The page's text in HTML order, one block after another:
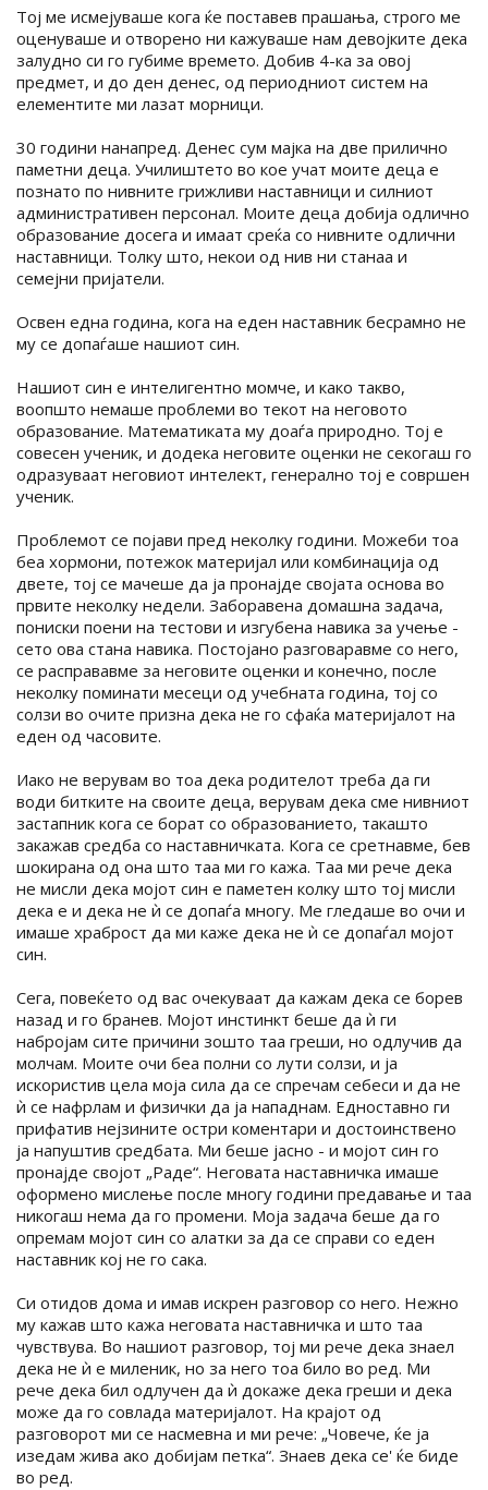
Тој ме исмејуваше кога ќе поставев прашања, строго ме
оценуваше и отворено ни кажуваше нам девојките дека
залудно си го губиме времето. Добив 4-ка за овој
предмет, и до ден денес, од периодниот систем на
елементите ми лазат морници.
30 години нанапред. Денес сум мајка на две прилично
паметни деца. Училиштето во кое учат моите деца е
познато по нивните грижливи наставници и силниот
административен персонал. Моите деца добија одлично
образование досега и имаат среќа со нивните одлични
наставници. Толку што, некои од нив ни станаа и
семејни пријатели.
Освен една година, кога на еден наставник бесрамно не
му се допаѓаше нашиот син.
Нашиот син е интелигентно момче, и како такво,
воопшто немаше проблеми во текот на неговото
образование. Математиката му доаѓа природно. Тој е
совесен ученик, и додека неговите оценки не секогаш го
одразуваат неговиот интелект, генерално тој е совршен
ученик.
Проблемот се појави пред неколку години. Можеби тоа
беа хормони, потежок материјал или комбинација од
двете, тој се мачеше да ја пронајде својата основа во
првите неколку недели. Заборавена домашна задача,
пониски поени на тестови и изгубена навика за учење -
сето ова стана навика. Постојано разговаравме со него,
се расправавме за неговите оценки и конечно, после
неколку поминати месеци од учебната година, тој со
солзи во очите призна дека не го сфаќа материјалот на
еден од часовите.
Иако не верувам во тоа дека родителот треба да ги
води битките на своите деца, верувам дека сме нивниот
застапник кога се борат со образованието, такашто
закажав средба со наставничката. Кога се сретнавме, бев
шокирана од она што таа ми го кажа. Таа ми рече дека
не мисли дека мојот син е паметен колку што тој мисли
дека е и дека не ѝ се допаѓа многу. Ме гледаше во очи и
имаше храброст да ми каже дека не ѝ се допаѓал мојот
син.
Сега, повеќето од вас очекуваат да кажам дека се борев
назад и го бранев. Мојот инстинкт беше да ѝ ги
набројам сите причини зошто таа греши, но одлучив да
молчам. Моите очи беа полни со лути солзи, и ја
искористив цела моја сила да се спречам себеси и да не
ѝ се нафрлам и физички да ја нападнам. Едноставно ги
прифатив нејзините остри коментари и достоинствено
ја напуштив средбата. Ми беше јасно - и мојот син го
пронајде својот „Раде“. Неговата наставничка имаше
оформено мислење после многу години предавање и таа
никогаш нема да го промени. Моја задача беше да го
опремам мојот син со алатки за да се справи со еден
наставник кој не го сака.
Си отидов дома и имав искрен разговор со него. Нежно
му кажав што кажа неговата наставничка и што таа
чувствува. Во нашиот разговор, тој ми рече дека знаел
дека не ѝ е миленик, но за него тоа било во ред. Ми
рече дека бил одлучен да ѝ докаже дека греши и дека
може да го совлада материјалот. На крајот од
разговорот ми се насмевна и ми рече: „Човече, ќе ја
изедам жива ако добијам петка“. Знаев дека се' ќе биде
во ред.